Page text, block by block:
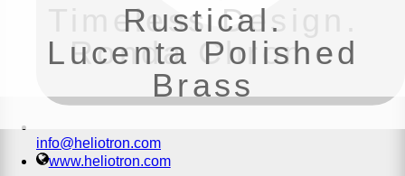
Timeless Design.
Ronda Chrome
Rustical.
Lucenta Polished
Brass
info@heliotron.com
www.heliotron.com